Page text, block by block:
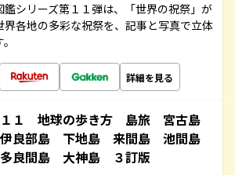
鑑シリーズ第１１弾は、「世界の祝祭」が
各地の多彩な祝祭を、記事と写真で立体
詳細を見る
１１ 地球の歩き方 島旅 宮古島
伊良部島 下地島 来間島 池間島
多良間島 大神島 ３訂版